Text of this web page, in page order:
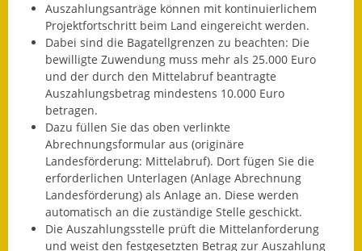
Jahresabschlüsse
Wasserversorgung
Heiraten in Notzingen
Mitarbeiter
Notruftafel
Ortsrecht
Wahlen
Auszahlungsanträge können mit kontinuierlichem
Projektfortschritt beim Land eingereicht werden.
Dabei sind die Bagatellgrenzen zu beachten: Die
bewilligte Zuwendung muss mehr als 25.000 Euro
und der durch den Mittelabruf beantragte
Auszahlungsbetrag mindestens 10.000 Euro
betragen.
Dazu füllen Sie das oben verlinkte
Abrechnungsformular aus (originäre
Landesförderung: Mittelabruf). Dort fügen Sie die
erforderlichen Unterlagen (Anlage Abrechnung
Landesförderung) als Anlage an. Diese werden
automatisch an die zuständige Stelle geschickt.
Die Auszahlungsstelle prüft die Mittelanforderung
und weist den festgesetzten Betrag zur Auszahlung